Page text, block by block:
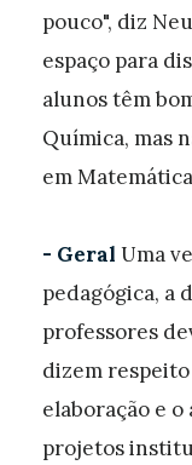
pouco", diz
espaço para
alunos têm
Química, mas
em
- Geral Uma
pedagógica, a
professores
dizem respeito
elaboração e
projetos